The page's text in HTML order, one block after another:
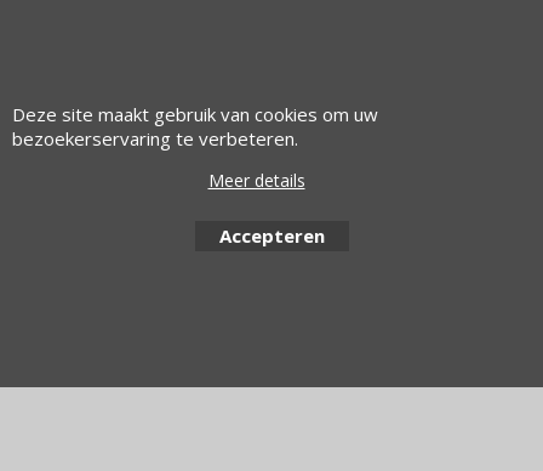
© 1997 Alfacom Benelux | Design by:
Deze site maakt gebruik van cookies om uw
bezoekerservaring te verbeteren.
Meer details
Accepteren